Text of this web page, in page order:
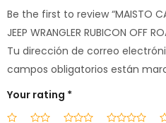
Be the first to review “MAISTO
JEEP WRANGLER RUBICON OFF
Tu dirección de correo
campos obligatorios están
Your rating *